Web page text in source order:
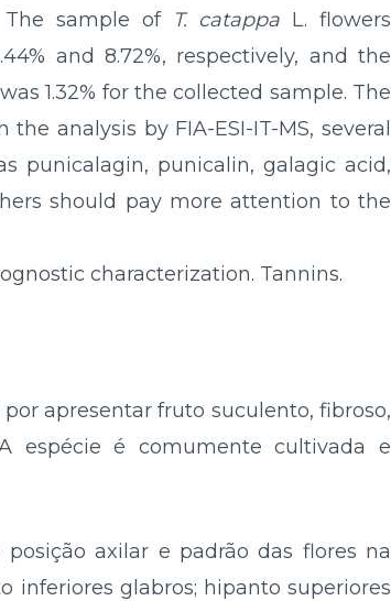
sample of T. catappa L. flowers
and 8.72%, respectively, and the
1.32% for the collected sample. The
analysis by FIA-ESI-IT-MS, several
punicalagin, punicalin, galagic acid,
should pay more attention to the
characterization. Tannins.
por apresentar fruto suculento, fibroso,
espécie é comumente cultivada e
axilar e padrão das flores na
inferiores glabros; hipanto superiores